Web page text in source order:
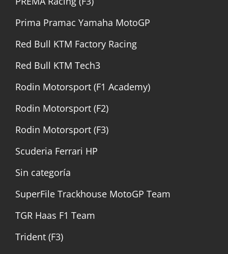
Prima Pramac Yamaha MotoGP
Red Bull KTM Factory Racing
Red Bull KTM Tech3
Rodin Motorsport (F1 Academy)
Rodin Motorsport (F2)
Rodin Motorsport (F3)
Scuderia Ferrari HP
Sin categoría
SuperFile Trackhouse MotoGP Team
TGR Haas F1 Team
Trident (F3)